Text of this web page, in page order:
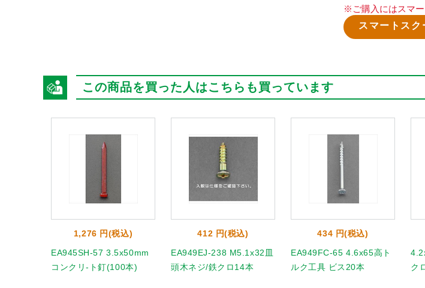
※ご購入にはスマ
スマートス
この商品を買った人はこちらも買っています
1,276 円(税込)
EA945SH-57 3.5x50mm
コンクリ-ト釘(100本)
412 円(税込)
EA949EJ-238 M5.1x32皿
頭木ネジ/鉄クロ14本
434 円(税込)
EA949FC-65 4.6x65高ト
ルク工具 ビス20本
ク